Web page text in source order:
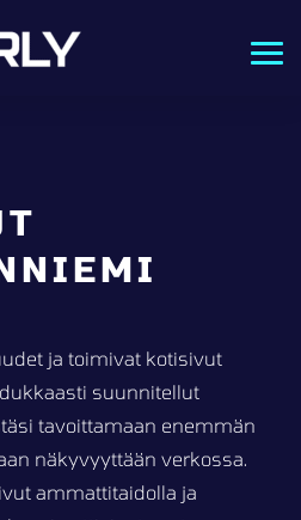
ja toimivat kotisivut
suunnitellut
tavoittamaan enemmän
näkyvyyttään verkossa.
ammattitaidolla ja